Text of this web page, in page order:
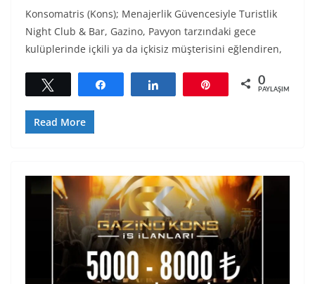
Konsomatris (Kons); Menajerlik Güvencesiyle Turistlik
Night Club & Bar, Gazino, Pavyon tarzındaki gece
kulüplerinde içkili ya da içkisiz müşterisini eğlendiren,
Tweetle 0
PAYLAŞIMLAR
Read More